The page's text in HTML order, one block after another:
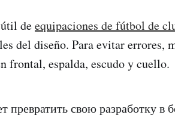
deequipaciones de fútbol de
del diseño. Para evitar errores,
frontal, espalda, escudo y cuello.
превратить свою разработку в